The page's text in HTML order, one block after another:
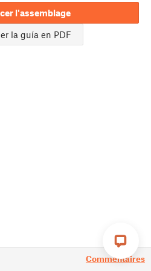
Commentaires
l'assemblage
la guía en PDF